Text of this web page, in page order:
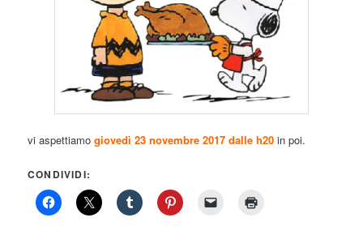
vi aspettiamogiovedì 23 novembre 2017 dalle h20 in poi.
CONDIVIDI: